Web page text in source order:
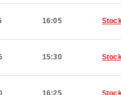
16:05
15:30
16:25